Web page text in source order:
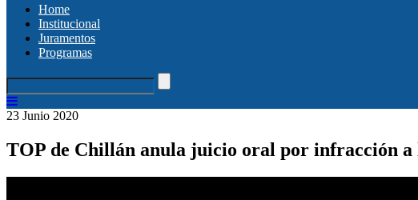
Home
Institucional
Juramentos
Programas
23 Junio 2020
TOP de Chillán anula juicio oral por infracción a